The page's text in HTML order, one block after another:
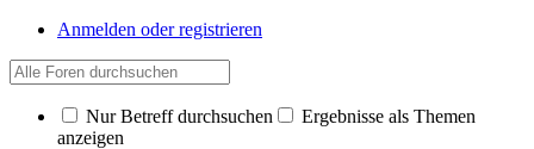
Anmelden oder registrieren
Nur Betreff durchsuchen
Ergebnisse als Themen
anzeigen